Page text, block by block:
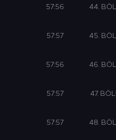
57:56 44.
57:57 45.
57:56 46.
57:57 47.
57:57 48.